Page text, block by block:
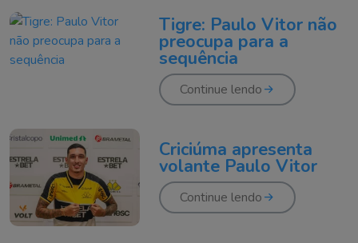
Tigre: Paulo Vitor não
preocupa para a
sequência
Continue lendo
Criciúma apresenta
volante Paulo Vitor
Continue lendo